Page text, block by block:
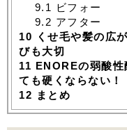
9.1 ビフォー
9.2 アフター
10 くせ毛や髪の広
びも大切
11 ENOREの弱酸性
ても硬くならない！
12 まとめ